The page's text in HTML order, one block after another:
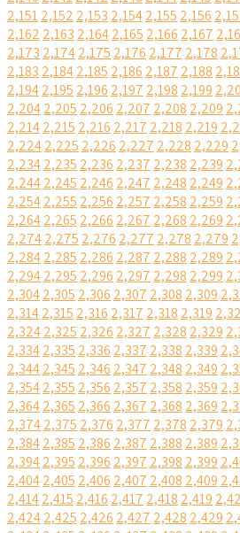
2,1512,152 2,153 2,1542,155 2,156
2,162 2,163 2,1642,165 2,166 2,167
2,173 2,1742,175 2,176 2,177 2,178
2,183 2,1842,185 2,186 2,187 2,188
2,1942,195 2,196 2,197 2,198 2,199
2,2042,205 2,206 2,207 2,208 2,209
2,2142,215 2,216 2,217 2,218 2,219
2,2242,225 2,226 2,227 2,228 2,229
2,2342,235 2,236 2,237 2,238 2,239
2,2442,245 2,246 2,247 2,248 2,249
2,2542,255 2,256 2,257 2,258 2,259
2,2642,265 2,266 2,267 2,268 2,269
2,2742,275 2,276 2,277 2,278 2,279
2,2842,285 2,286 2,287 2,288 2,289
2,2942,295 2,296 2,297 2,298 2,299
2,3042,305 2,306 2,307 2,308 2,309
2,3142,315 2,316 2,317 2,318 2,319
2,3242,325 2,326 2,327 2,328 2,329
2,3342,335 2,336 2,337 2,338 2,339
2,3442,345 2,346 2,347 2,348 2,349
2,3542,355 2,356 2,357 2,358 2,359
2,3642,365 2,366 2,367 2,368 2,369
2,3742,375 2,376 2,377 2,378 2,379
2,3842,385 2,386 2,387 2,388 2,389
2,3942,395 2,396 2,397 2,398 2,399
2,4042,405 2,406 2,407 2,408 2,409
2,4142,415 2,416 2,417 2,418 2,419
2,4242,425 2,426 2,427 2,428 2,429